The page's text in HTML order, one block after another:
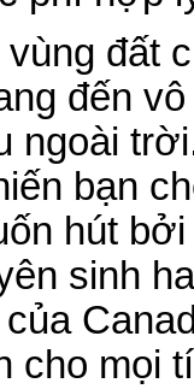
đất
đến
ngoài
bạn
hút
sinh
cho mọi